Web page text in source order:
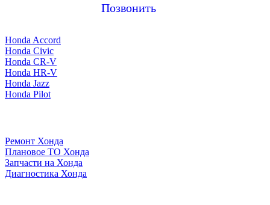
Позвонить
Honda Accord
Honda Civic
Honda CR-V
Honda HR-V
Honda Jazz
Honda Pilot
Ремонт Хонда
Плановое ТО Хонда
Запчасти на Хонда
Диагностика Хонда